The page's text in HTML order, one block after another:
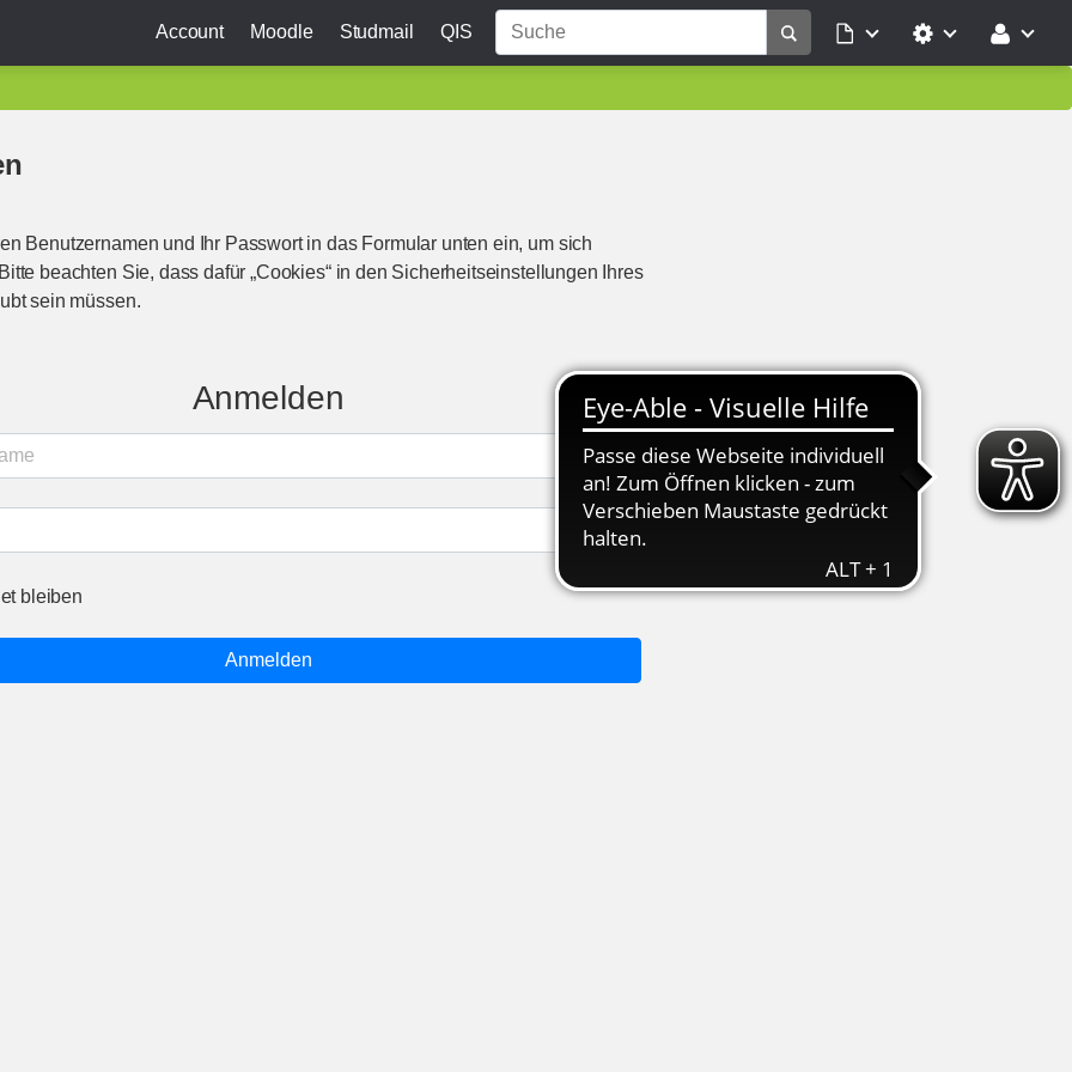
Account Moodle Studmail QIS
Benutzernamen und Ihr Passwort in das Formular unten ein, um sich
beachten Sie, dass dafür „Cookies“ in den Sicherheitseinstellungen Ihres
sein müssen.
Anmelden
bleiben
Anmelden